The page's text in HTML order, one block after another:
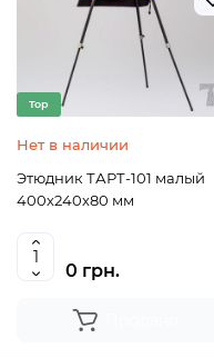
Top
Нет в наличии
Этюдник ТАРТ-101 малый
400х240х80 мм
0 грн.